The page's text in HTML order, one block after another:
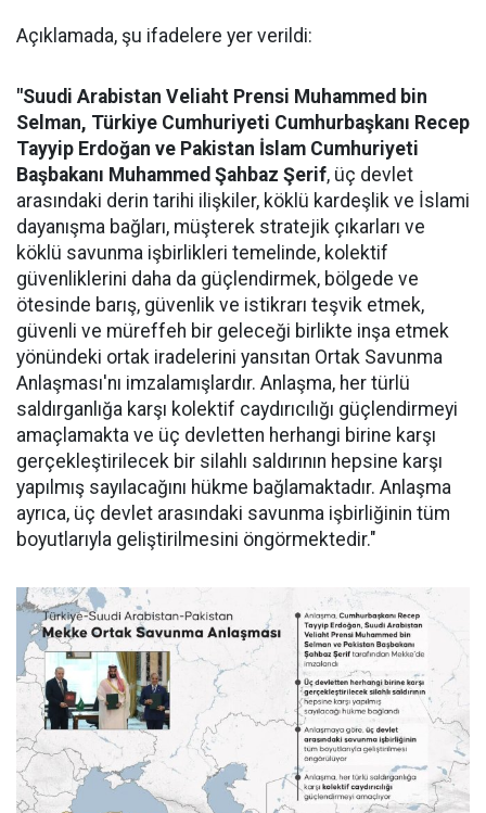
Açıklamada, şu ifadelere yer verildi:
"Suudi Arabistan Veliaht Prensi Muhammed bin
Selman, Türkiye Cumhuriyeti Cumhurbaşkanı Recep
Tayyip Erdoğan ve Pakistan İslam Cumhuriyeti
Başbakanı Muhammed Şahbaz Şerif, üç devlet
arasındaki derin tarihi ilişkiler, köklü kardeşlik ve İslami
dayanışma bağları, müşterek stratejik çıkarları ve
köklü savunma işbirlikleri temelinde, kolektif
güvenliklerini daha da güçlendirmek, bölgede ve
ötesinde barış, güvenlik ve istikrarı teşvik etmek,
güvenli ve müreffeh bir geleceği birlikte inşa etmek
yönündeki ortak iradelerini yansıtan Ortak Savunma
Anlaşması'nı imzalamışlardır. Anlaşma, her türlü
saldırganlığa karşı kolektif caydırıcılığı güçlendirmeyi
amaçlamakta ve üç devletten herhangi birine karşı
gerçekleştirilecek bir silahlı saldırının hepsine karşı
yapılmış sayılacağını hükme bağlamaktadır. Anlaşma
ayrıca, üç devlet arasındaki savunma işbirliğinin tüm
boyutlarıyla geliştirilmesini öngörmektedir."